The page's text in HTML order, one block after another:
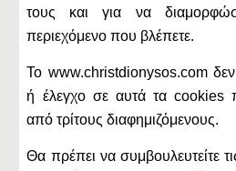
τους και για να
περιεχόμενο που βλέπετε.
Το www.christdionysos.com
ή έλεγχο σε αυτά τα cookies
από τρίτους διαφημιζόμενους.
Θα πρέπει να συμβουλευτείτε